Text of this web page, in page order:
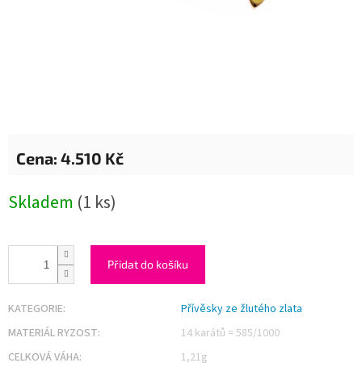
4.510 Kč
cena:
Skladem (1 ks)
Přidat do košíku
KATEGORIE:
Přívěsky ze žlutého zlata
MATERIÁL RYZOST:
14 karátů = 585/1000
CELKOVÁ VÁHA:
1,21g